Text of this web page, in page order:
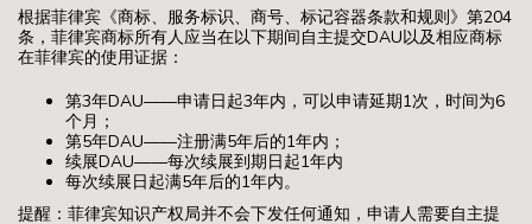
根据菲律宾《商标、服务标识、商号、标记容器条款和规则》第204
条，菲律宾商标所有人应当在以下期间自主提交DAU以及相应商标
在菲律宾的使用证据：
第3年DAU——申请日起3年内，可以申请延期1次，时间为6
个月；
第5年DAU——注册满5年后的1年内；
续展DAU——每次续展到期日起1年内
每次续展日起满5年后的1年内。
提醒：菲律宾知识产权局并不会下发任何通知，申请人需要自主提